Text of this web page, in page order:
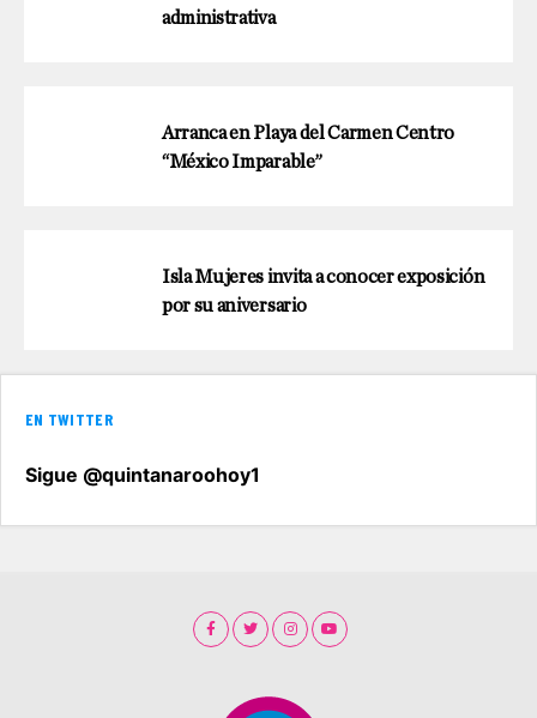
administrativa
Arranca en Playa del Carmen Centro
“México Imparable”
Isla Mujeres invita a conocer exposición
por su aniversario
EN TWITTER
Sigue @quintanaroohoy1